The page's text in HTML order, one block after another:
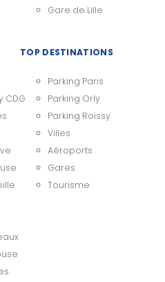
Gare de Lille
CDG
TOP DESTINATIONS
Parking Paris
Parking Orly
Parking Roissy
Villes
Aéroports
Gares
Tourisme